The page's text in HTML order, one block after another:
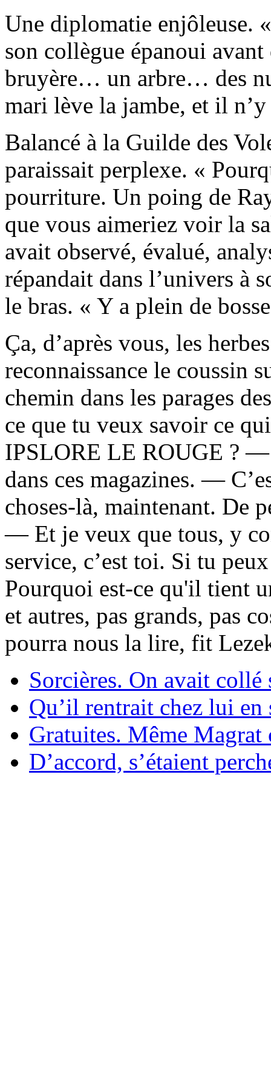
Une diplomatie enjôleuse.
son collègue épanoui
bruyère… un arbre… des
mari lève la jambe, et il
Balancé à la Guilde des
paraissait perplexe. «
pourriture. Un poing de
que vous aimeriez voir la
avait observé, évalué,
répandait dans l’univers à
le bras. « Y a plein de
Ça, d’après vous, les
reconnaissance le coussin
chemin dans les parages
ce que tu veux savoir ce
IPSLORE LE ROUGE ? —
dans ces magazines. —
choses-là, maintenant. De
— Et je veux que tous, y
service, c’est toi. Si tu
Pourquoi est-ce qu'il tient
et autres, pas grands, pas
pourra nous la lire, fit
Sorcières. On avait collé
Qu’il rentrait chez lui en
Gratuites. Même Magrat
D’accord, s’étaient